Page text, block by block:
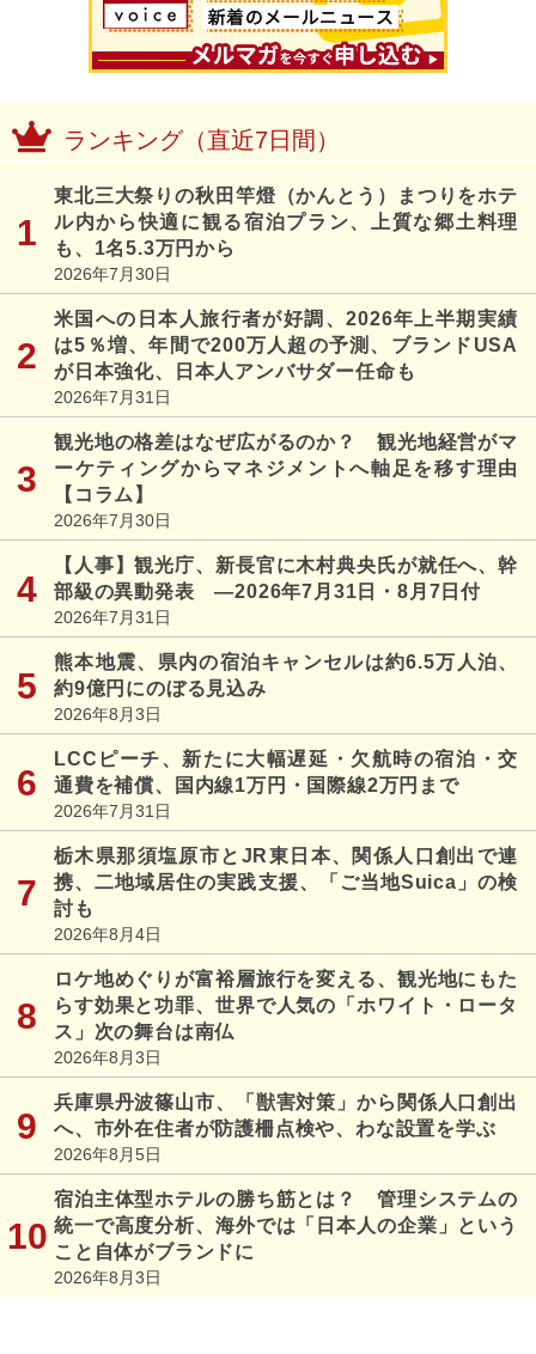
ランキング（直近7日間）
東北三大祭りの秋田竿燈（かんとう）まつりをホテ
ル内から快適に観る宿泊プラン、上質な郷土料理
も、1名5.3万円から
2026年7月30日
米国への日本人旅行者が好調、2026年上半期実績
は5％増、年間で200万人超の予測、ブランドUSA
が日本強化、日本人アンバサダー任命も
2026年7月31日
観光地の格差はなぜ広がるのか？ 観光地経営がマ
ーケティングからマネジメントへ軸足を移す理由
【コラム】
2026年7月30日
【人事】観光庁、新長官に木村典央氏が就任へ、幹
部級の異動発表 ―2026年7月31日・8月7日付
2026年7月31日
熊本地震、県内の宿泊キャンセルは約6.5万人泊、
約9億円にのぼる見込み
2026年8月3日
LCCピーチ、新たに大幅遅延・欠航時の宿泊・交
通費を補償、国内線1万円・国際線2万円まで
2026年7月31日
栃木県那須塩原市とJR東日本、関係人口創出で連
携、二地域居住の実践支援、「ご当地Suica」の検
討も
2026年8月4日
ロケ地めぐりが富裕層旅行を変える、観光地にもた
らす効果と功罪、世界で人気の「ホワイト・ロータ
ス」次の舞台は南仏
2026年8月3日
兵庫県丹波篠山市、「獣害対策」から関係人口創出
へ、市外在住者が防護柵点検や、わな設置を学ぶ
2026年8月5日
宿泊主体型ホテルの勝ち筋とは？ 管理システムの
統一で高度分析、海外では「日本人の企業」という
こと自体がブランドに
2026年8月3日